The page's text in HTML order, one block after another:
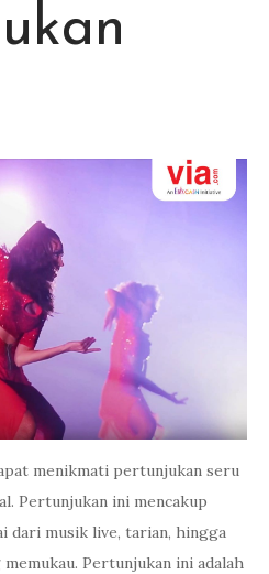
menikmati pertunjukan seru
Pertunjukan ini mencakup
dari musik live, tarian, hingga
Pertunjukan ini adalah